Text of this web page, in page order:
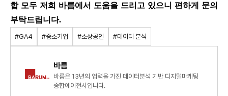
합 모두 저희 바름에서 도움을 드리고 있으니 편하게 문의
부탁드립니다.
#GA4 #중소기업 #소상공인 #데이터 분석
바름
바름은 13년의 업력을 가진 데이터분석 기반 디지털마케팅
종합에이전시입니다.